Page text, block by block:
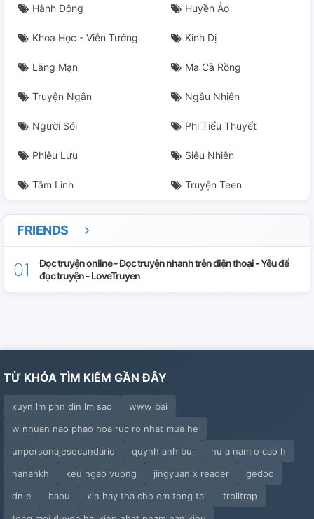
18. Stay With Me
19. Letting Go
20. It Will Be Good
Ngoại Truyện 1: Photograph
Ngoại Truyện 2: Say You Won't Let Go
Ngoại Truyện 3: Đài Hoa Và Cánh Hoa
Ngoại Truyện 5: Bạn Ơi? Anh Đây!
Ngoại Truyện 6: Những Cuộc Gọi Hú Hồn
Hành Động Huyền Ảo
Khoa Học - Viễn Tưởng Kinh Dị
Lãng Mạn Ma Cà Rồng
Truyện Ngắn Ngẫu Nhiên
Người Sói Phi Tiểu Thuyết
Phiêu Lưu Siêu Nhiên
Tâm Linh Truyện Teen
FRIENDS
Đọc truyện online - Đọc truyện nhanh trên điện thoại - Yêu để
đọc truyện - LoveTruyen
TỪ KHÓA TÌM KIẾM GẦN ĐÂY
xuyn lm phn din lm sao
www bai
w nhuan nao phao hoa ruc ro nhat mua he
unpersonajesecundario
quynh anh bui
nu a nam o cao h
nanahkh
keu ngao vuong jingyuan x reader
gedoo
dn e
baou xin hay tha cho em tong tai
trolltrap